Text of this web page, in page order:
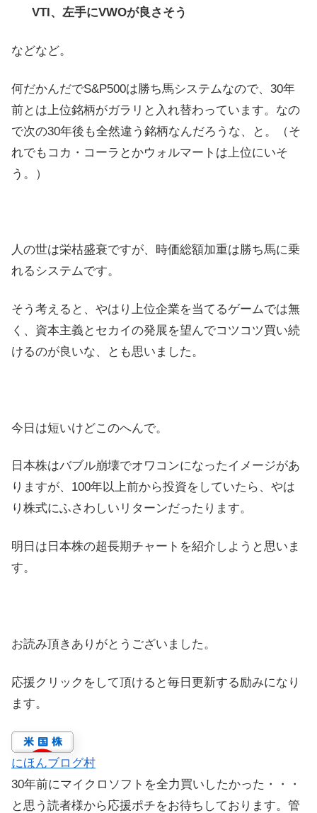
VTI、左手にVWOが良さそう
などなど。
何だかんだでS&P500は勝ち馬システムなので、30年
前とは上位銘柄がガラリと入れ替わっています。なの
で次の30年後も全然違う銘柄なんだろうな、と。（そ
れでもコカ・コーラとかウォルマートは上位にいそ
う。）
人の世は栄枯盛衰ですが、時価総額加重は勝ち馬に乗
れるシステムです。
そう考えると、やはり上位企業を当てるゲームでは無
く、資本主義とセカイの発展を望んでコツコツ買い続
けるのが良いな、とも思いました。
今日は短いけどこのへんで。
日本株はバブル崩壊でオワコンになったイメージがあ
りますが、100年以上前から投資をしていたら、やは
り株式にふさわしいリターンだったります。
明日は日本株の超長期チャートを紹介しようと思いま
す。
お読み頂きありがとうございました。
応援クリックをして頂けると毎日更新する励みになり
ます。
にほんブログ村
30年前にマイクロソフトを全力買いしたかった・・・
と思う読者様から応援ポチをお待ちしております。管